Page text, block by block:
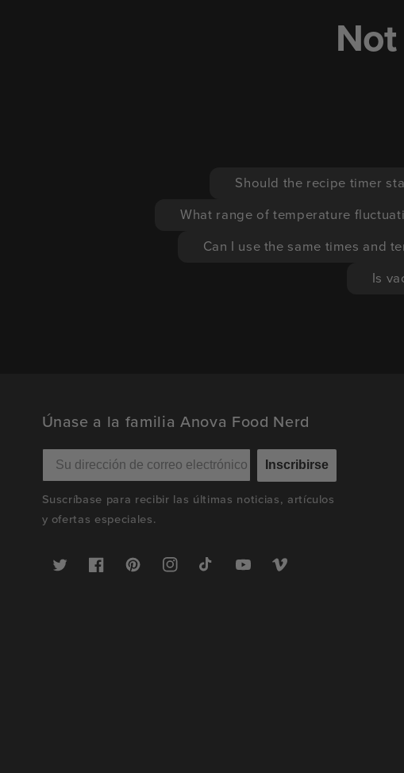
Should the recipe timer
What range of temperature
Can I use the same times and
Is
Únase a la familia Anova Food Nerd
Inscribirse
Suscríbase para recibir las últimas noticias, artículos
y ofertas especiales.
Twitter FacebookPinterestInstagramTikTok YouTubeVimeo